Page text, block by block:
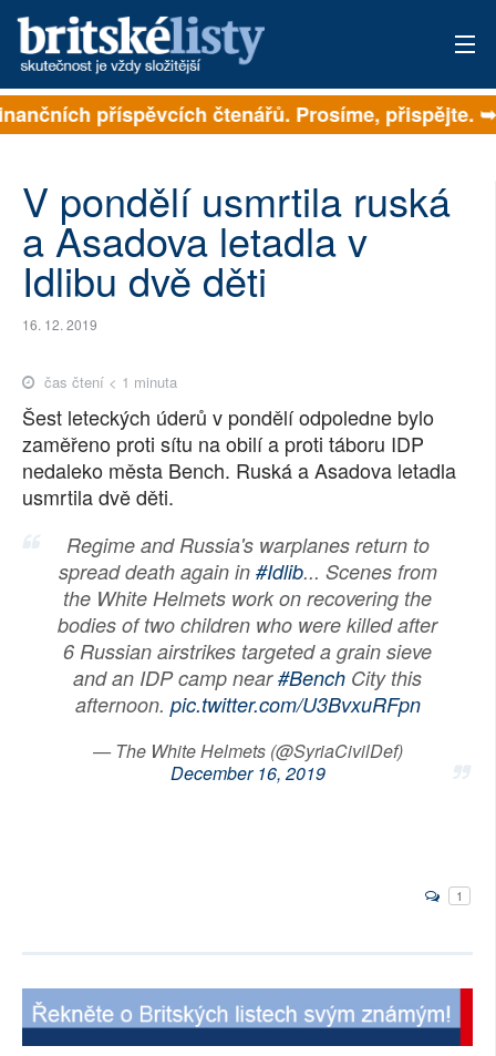
PŘIHLÁSIT
ARCHIV
ROZHOVORY
TÉMATA
NEJČTENĚJŠÍ ZA 7 DNÍ
AUTOŘI
PŘÍSPĚVKY NA PROVOZ
RUBRIKY
PLNÁ VERZE STRÁNEK
finančních příspěvcích čtenářů. Prosíme,
V pondělí usmrtila ruská
a Asadova letadla v
Idlibu dvě děti
16. 12. 2019
čas čtení < 1 minuta
Šest leteckých úderů v pondělí odpoledne bylo
zaměřeno proti sítu na obilí a proti táboru IDP
nedaleko města Bench. Ruská a Asadova letadla
usmrtila dvě děti.
Regime and Russia's warplanes return to
spread death again in #Idlib... Scenes from
the White Helmets work on recovering the
bodies of two children who were killed after
6 Russian airstrikes targeted a grain sieve
and an IDP camp near#Bench City this
afternoon. pic.twitter.com/U3BvxuRFpn
— The White Helmets (@SyriaCivilDef)
December 16, 2019
1